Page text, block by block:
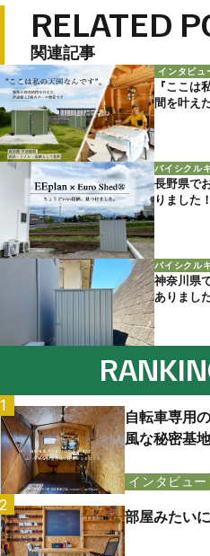
RELATED
関連記事
インタビュ
『ここは
間を叶え
バイシクル
長野県で
りました！
バイシクル
神奈川県
ありまし
1
自転車専用
風な秘密基
インタビュー
2
部屋みたい